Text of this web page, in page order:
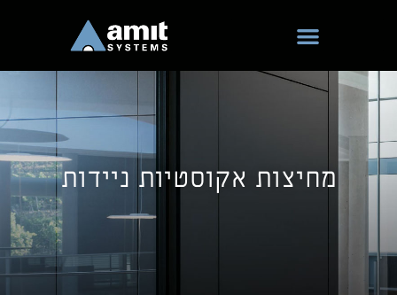
מחיצות אקוסטיות ניידות